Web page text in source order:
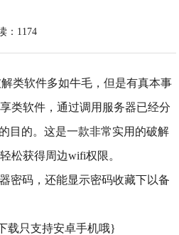
：1174
类软件多如牛毛，但是有真本事
类软件，通过调用服务器已经分
目的。这是一款非常实用的破解
松获得周边wifi权限。
载只支持安卓手机哦}